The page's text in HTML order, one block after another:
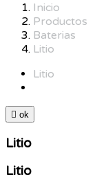
Inicio
Productos
Baterias
Litio
Litio
 ok
Litio
Litio